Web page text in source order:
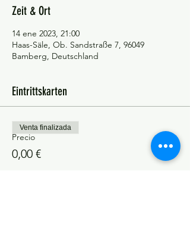
Zeit & Ort
14 ene 2023, 21:00
Haas-Säle, Ob. Sandstraße 7, 96049
Bamberg, Deutschland
Eintrittskarten
Precio
0,00 €
Venta finalizada